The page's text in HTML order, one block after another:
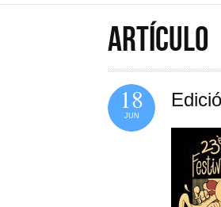
ARTÍCULO
18
JUN